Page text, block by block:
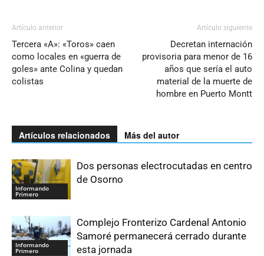
Artículo anterior
Tercera «A»: «Toros» caen
como locales en «guerra de
goles» ante Colina y quedan
colistas
Artículo siguiente
Decretan internación
provisoria para menor de 16
años que sería el auto
material de la muerte de
hombre en Puerto Montt
Artículos relacionados Más del autor
Informando
Primero
Dos personas electrocutadas en centro
de Osorno
Informando
Primero
Complejo Fronterizo Cardenal Antonio
Samoré permanecerá cerrado durante
esta jornada